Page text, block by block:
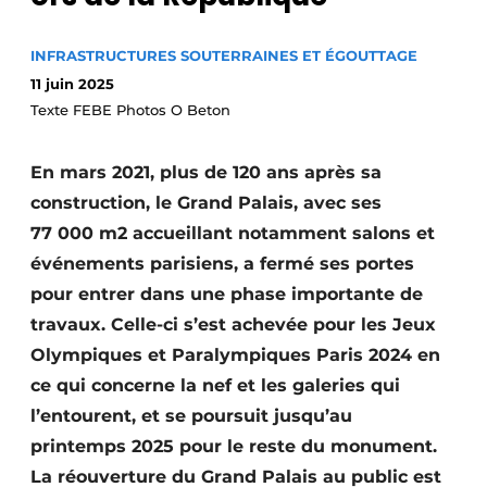
Video’s
Construction bois
Contrôle d’accès
Éclairage
Fondations
Façades
Géotextiles
Infrastructures souterraines et égouttage
INFRASTRUCTURES SOUTERRAINES ET ÉGOUTTAGE
11 juin 2025
Texte FEBE Photos O Beton
En mars 2021, plus de 120 ans après sa
construction, le Grand Palais, avec ses
77 000 m2 accueillant notamment salons et
événements parisiens, a fermé ses portes
pour entrer dans une phase importante de
travaux. Celle-ci s’est achevée pour les Jeux
Olympiques et Paralympiques Paris 2024 en
ce qui concerne la nef et les galeries qui
l’entourent, et se poursuit jusqu’au
printemps 2025 pour le reste du monument.
La réouverture du Grand Palais au public est